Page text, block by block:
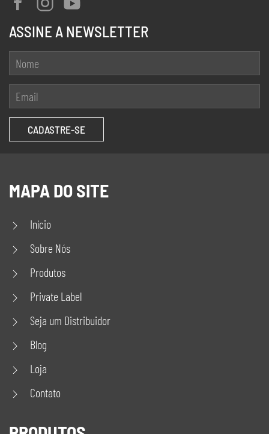
ASSINE A NEWSLETTER
MAPA DO SITE
Início
Sobre Nós
Produtos
Private Label
Seja um Distribuidor
Blog
Loja
Contato